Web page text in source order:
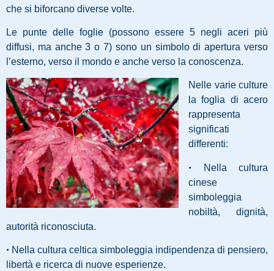
che si biforcano diverse volte.
Le punte delle foglie (possono essere 5 negli aceri più
diffusi, ma anche 3 o 7) sono un simbolo di apertura verso
l’esterno, verso il mondo e anche verso la conoscenza.
Nelle varie culture
la foglia di acero
rappresenta
significati
differenti:
•
Nella cultura
cinese
simboleggia
nobiltà, dignità,
autorità riconosciuta.
• Nella cultura celtica simboleggia indipendenza di pensiero,
libertà e ricerca di nuove esperienze.